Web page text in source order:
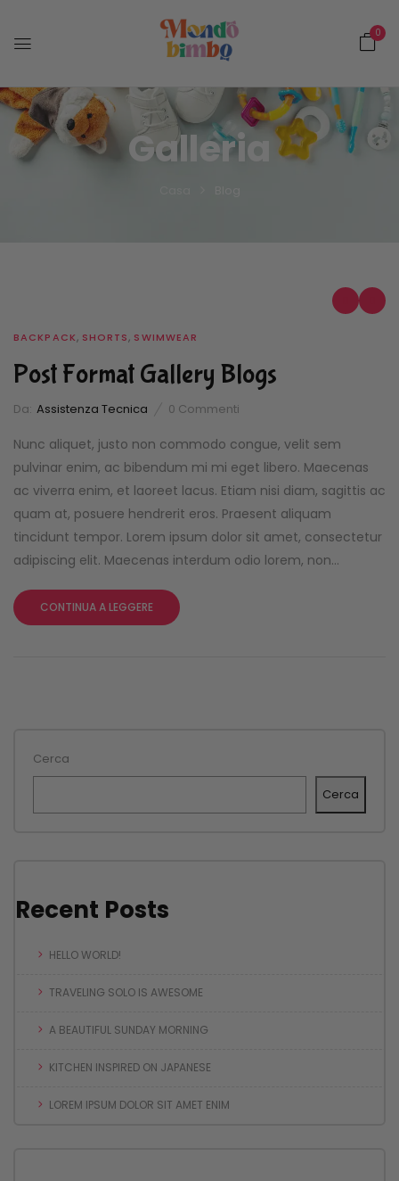
0
Galleria
Cerca
Cerca
Recent Posts
HELLO WORLD!
TRAVELING SOLO IS AWESOME
A BEAUTIFUL SUNDAY MORNING
KITCHEN INSPIRED ON JAPANESE
LOREM IPSUM DOLOR SIT AMET ENIM
BACKPACK, SHORTS, SWIMWEAR
Post Format Gallery Blogs
Da: Assistenza Tecnica 0 Commenti
Nunc aliquet, justo non commodo congue, velit sem
pulvinar enim, ac bibendum mi mi eget libero. Maecenas
ac viverra enim, et laoreet lacus. Etiam nisi diam, sagittis ac
quam at, posuere hendrerit eros. Praesent aliquam
tincidunt tempor. Lorem ipsum dolor sit amet, consectetur
adipiscing elit. Maecenas interdum odio lorem, non...
CONTINUA A LEGGERE